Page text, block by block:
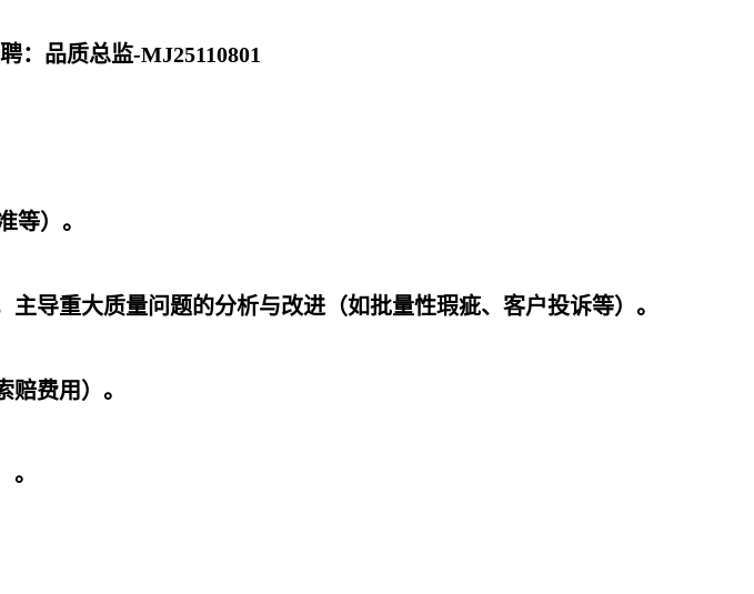
：品质总监-MJ25110801
等）。
导重大质量问题的分析与改进（如批量性瑕疵、客户投诉等）。
费用）。